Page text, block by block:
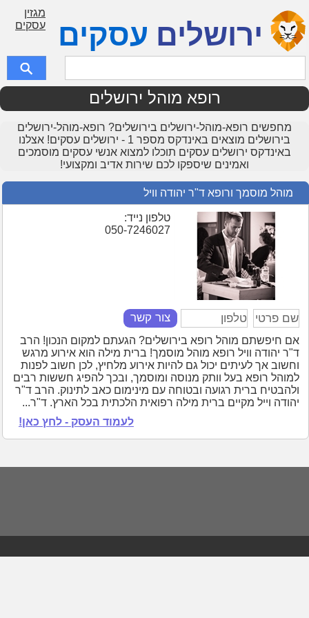
ירושלים עסקים
מגזין
עסקים
רופא מוהל ירושלים
מחפשים רופא-מוהל-ירושלים בירושלים? רופא-מוהל-ירושלים
בירושלים מוצאים באינדקס מספר 1 - ירושלים עסקים! אצלנו
באינדקס ירושלים עסקים תוכלו למצוא אנשי עסקים מוסמכים
ואמינים שיספקו לכם שירות אדיב ומקצועי!
מוהל מוסמך ורופא ד"ר יהודה וויל
טלפון נייד:
050-7246027
צור קשר
אם חיפשתם מוהל רופא בירושלים? הגעתם למקום הנכון! הרב
ד"ר יהודה וויל רופא מוהל מוסמך! ברית מילה הוא אירוע מרגש
וחשוב אך לעיתים יכול גם להיות אירוע מלחיץ, לכן חשוב לפנות
למוהל רופא בעל וותק מנוסה ומוסמך, ובכך להפיג חששות רבים
ולהבטיח ברית רגועה ובטוחה עם מינימום כאב לתינוק. הרב ד"ר
יהודה וייל מקיים ברית מילה רפואית הלכתית בכל הארץ. ד"ר...
לעמוד העסק - לחץ כאן!